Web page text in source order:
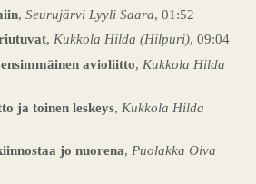
, Seurujärvi Lyyli Saara, 01:52
, Kukkola Hilda (Hilpuri), 09:04
avioliitto, Kukkola Hilda
ja toinen leskeys, Kukkola Hilda
jo nuorena, Puolakka Oiva